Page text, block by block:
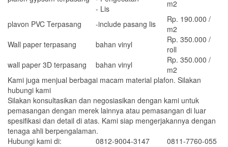
- Lis
m2
plavon PVC Terpasang
-include pasang lis
Rp. 190.000 /
m2
Wall paper terpasang
bahan vinyl
Rp. 350.000 /
roll
wall paper 3D terpasang
bahan vinyl
Rp. 350.000 /
m2
Kami juga menjual berbagai macam material plafon. Silakan
hubungi kami
Silakan konsultasikan dan negosiasikan dengan kami untuk
pemasangan dengan merek lainnya atau pemasangan di luar
spesifikasi dan detail di atas. Kami siap mengerjakannya dengan
tenaga ahli berpengalaman.
Hubungi kami di:
0812-9004-3147
0811-7760-055